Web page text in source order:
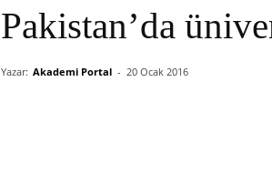
Pakistan’da
Yazar: Akademi Portal - 20 Ocak 2016